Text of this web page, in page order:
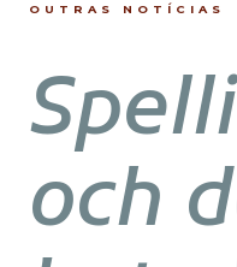
OUTRAS NOTÍCIAS
och